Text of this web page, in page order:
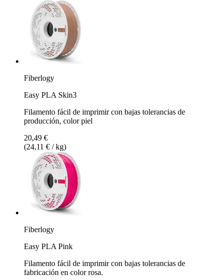
Fiberlogy
Easy PLA Skin3
Filamento fácil de imprimir con bajas tolerancias de
producción, color piel
20,49 €
(24,11 € / kg)
Fiberlogy
Easy PLA Pink
Filamento fácil de imprimir con bajas tolerancias de
fabricación en color rosa.